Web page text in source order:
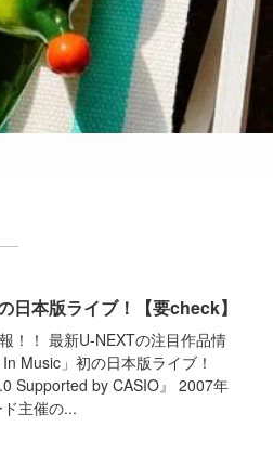
日本版ライブ！【要check】
！！ 最新U-NEXTの注目作品情
Music」初の日本版ライブ！
Supported by CASIO』 2007年
主催の...